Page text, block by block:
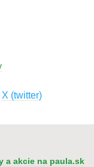
X (twitter)
a akcie na paula.sk